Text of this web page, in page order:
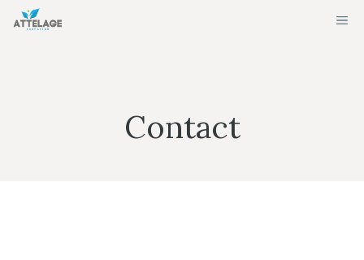
Aller
Contact